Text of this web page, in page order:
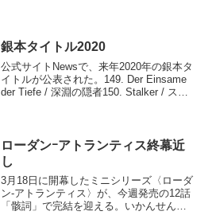
銀本タイトル2020
公式サイトNewsで、来年2020年の銀本タ
イトルが公表された。149. Der Einsame
der Tiefe / 深淵の隠者150. Stalker / スト
ローダンｰアトランティス終幕近
し
3月18日に開幕したミニシリーズ〈ローダ
ン-アトランティス〉が、今週発売の12話
「骸詞」で完結を迎える。いかんせん本